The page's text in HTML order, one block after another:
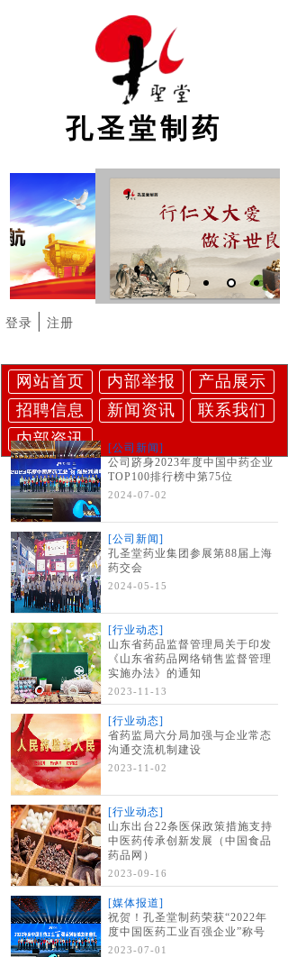
孔圣堂制药
登录 | 注册
网站首页 内部举报
产品展示
招聘信息
新闻资讯
联系我们
内部资讯
[公司新闻]
公司跻身2023年度中国中药企业
TOP100排行榜中第75位
2024-07-02
[公司新闻]
孔圣堂药业集团参展第88届上海
药交会
2024-05-15
[行业动态]
山东省药品监督管理局关于印发
《山东省药品网络销售监督管理
实施办法》的通知
2023-11-13
[行业动态]
省药监局六分局加强与企业常态
沟通交流机制建设
2023-11-02
[行业动态]
山东出台22条医保政策措施支持
中医药传承创新发展（中国食品
药品网）
2023-09-16
[媒体报道]
祝贺！孔圣堂制药荣获“2022年
度中国医药工业百强企业”称号
2023-07-01